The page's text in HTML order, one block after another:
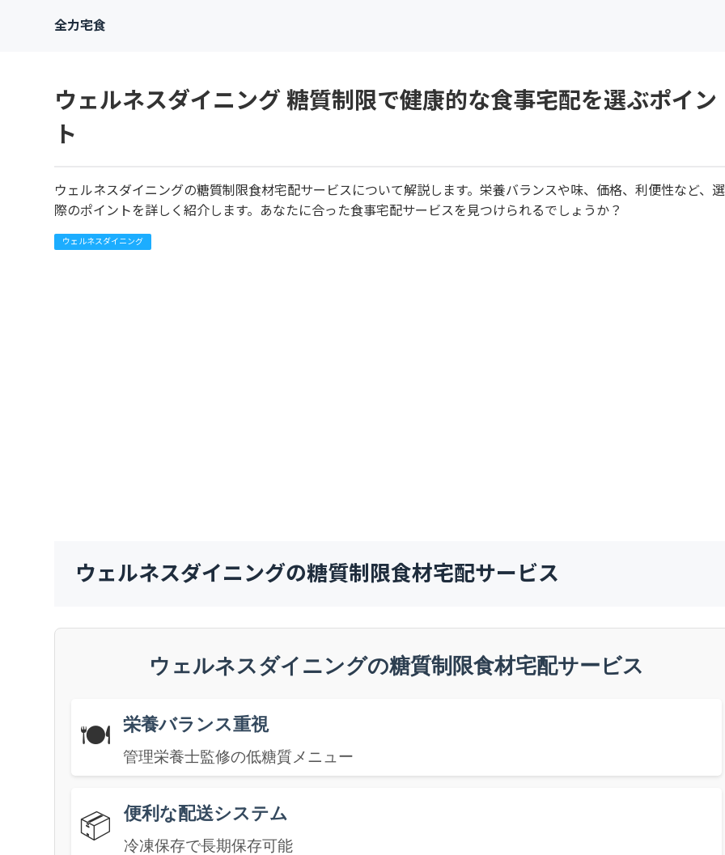
全力宅食
ウェルネスダイニング 糖質制限で健康的な食事宅配を選ぶポイン
ト
ウェルネスダイニングの糖質制限食材宅配サービスについて解説します。栄養バランスや味、価格、利便性など、
際のポイントを詳しく紹介します。あなたに合った食事宅配サービスを見つけられるでしょうか？
ウェルネスダイニング
ウェルネスダイニングの糖質制限食材宅配サービス
ウェルネスダイニングの糖質制限食材宅配サービス
🍽️ 栄養バランス重視
管理栄養士監修の低糖質メニュー
📦 便利な配送システム
冷凍保存で長期保存可能